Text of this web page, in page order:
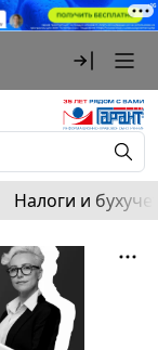
Налоги и